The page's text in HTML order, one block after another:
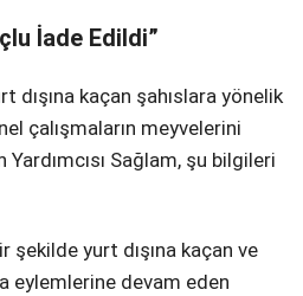
İade Edildi”
dışına kaçan şahıslara yönelik
çalışmaların meyvelerini
Sağlam, şu bilgileri
şekilde yurt dışına kaçan ve
eylemlerine devam eden